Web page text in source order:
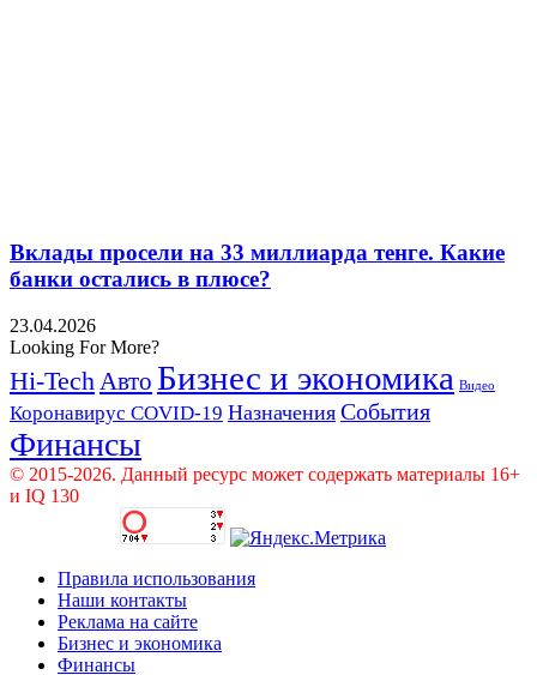
Вклады просели на 33 миллиарда тенге. Какие
банки остались в плюсе?
23.04.2026
Looking For More?
Hi-Tech Авто Бизнес и экономика Видео
Коронавирус COVID-19 Назначения События
Финансы
© 2015-2026. Данный ресурс может содержать материалы 16+
и IQ 130
Правила использования
Наши контакты
Реклама на сайте
Бизнес и экономика
Финансы